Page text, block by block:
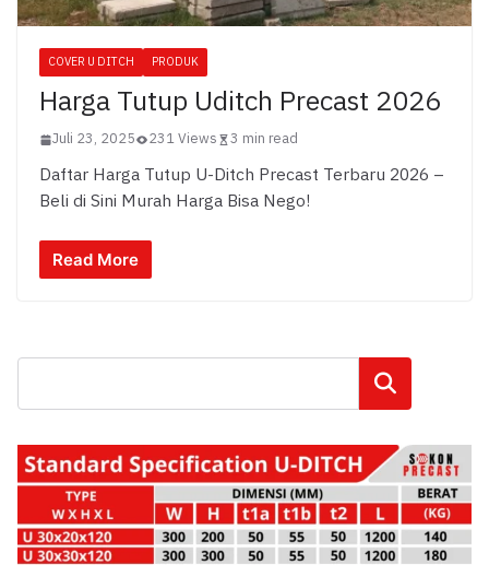
COVER U DITCH PRODUK
Harga Tutup Uditch Precast 2026
Juli 23, 2025 231 Views 3 min read
Daftar Harga Tutup U-Ditch Precast Terbaru 2026 –
Beli di Sini Murah Harga Bisa Nego!
Read More
Cari